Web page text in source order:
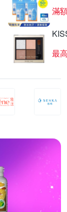
滿
最